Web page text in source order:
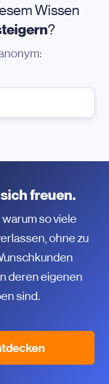
Wissen
?
freuen.
so viele
ohne zu
deren eigenen
sind.